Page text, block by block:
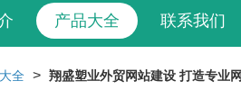
产品大全 联系我们
全 > 翔盛塑业外贸网站建设 打造专业